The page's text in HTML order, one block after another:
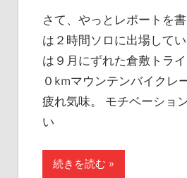
さて、やっとレポートを
は２時間ソロに出場して
は９月にずれた倉敷トラ
０kmマウンテンバイクレ
疲れ気味。 モチベーショ
い
続きを読む